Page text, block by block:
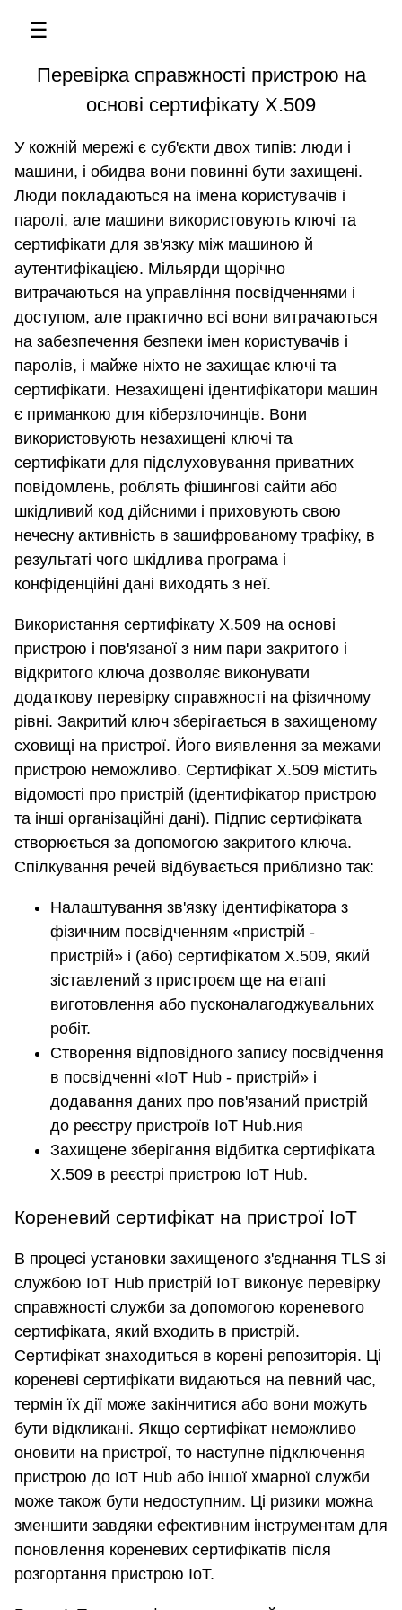
☰
Перевірка справжності пристрою на
основі сертифікату X.509
У кожній мережі є суб'єкти двох типів: люди і
машини, і обидва вони повинні бути захищені.
Люди покладаються на імена користувачів і
паролі, але машини використовують ключі та
сертифікати для зв'язку між машиною й
аутентифікацією. Мільярди щорічно
витрачаються на управління посвідченнями і
доступом, але практично всі вони витрачаються
на забезпечення безпеки імен користувачів і
паролів, і майже ніхто не захищає ключі та
сертифікати. Незахищені ідентифікатори машин
є приманкою для кіберзлочинців. Вони
використовують незахищені ключі та
сертифікати для підслуховування приватних
повідомлень, роблять фішингові сайти або
шкідливий код дійсними і приховують свою
нечесну активність в зашифрованому трафіку, в
результаті чого шкідлива програма і
конфіденційні дані виходять з неї.
Використання сертифікату X.509 на основі
пристрою і пов'язаної з ним пари закритого і
відкритого ключа дозволяє виконувати
додаткову перевірку справжності на фізичному
рівні. Закритий ключ зберігається в захищеному
сховищі на пристрої. Його виявлення за межами
пристрою неможливо. Сертифікат X.509 містить
відомості про пристрій (ідентифікатор пристрою
та інші організаційні дані). Підпис сертифіката
створюється за допомогою закритого ключа.
Спілкування речей відбувається приблизно так:
Налаштування зв'язку ідентифікатора з
фізичним посвідченням «пристрій -
пристрій» і (або) сертифікатом Х.509, який
зіставлений з пристроєм ще на етапі
виготовлення або пусконалагоджувальних
робіт.
Створення відповідного запису посвідчення
в посвідченні «IoT Hub - пристрій» і
додавання даних про пов'язаний пристрій
до реєстру пристроїв IoT Hub.ния
Захищене зберігання відбитка сертифіката
Х.509 в реєстрі пристрою IoT Hub.
Кореневий сертифікат на пристрої IoT
В процесі установки захищеного з'єднання TLS зі
службою IoT Hub пристрій IoT виконує перевірку
справжності служби за допомогою кореневого
сертифіката, який входить в пристрій.
Сертифікат знаходиться в корені репозиторія. Ці
кореневі сертифікати видаються на певний час,
термін їх дії може закінчитися або вони можуть
бути відкликані. Якщо сертифікат неможливо
оновити на пристрої, то наступне підключення
пристрою до IoT Hub або іншої хмарної служби
може також бути недоступним. Ці ризики можна
зменшити завдяки ефективним інструментам для
поновлення кореневих сертифікатів після
розгортання пристрою IoT.